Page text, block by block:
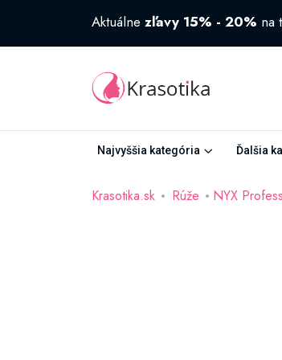
Aktuálne zľavy 15% - 20% na
Najvyššia kategória Ďalšia
Krasotika.sk Rúže NYX